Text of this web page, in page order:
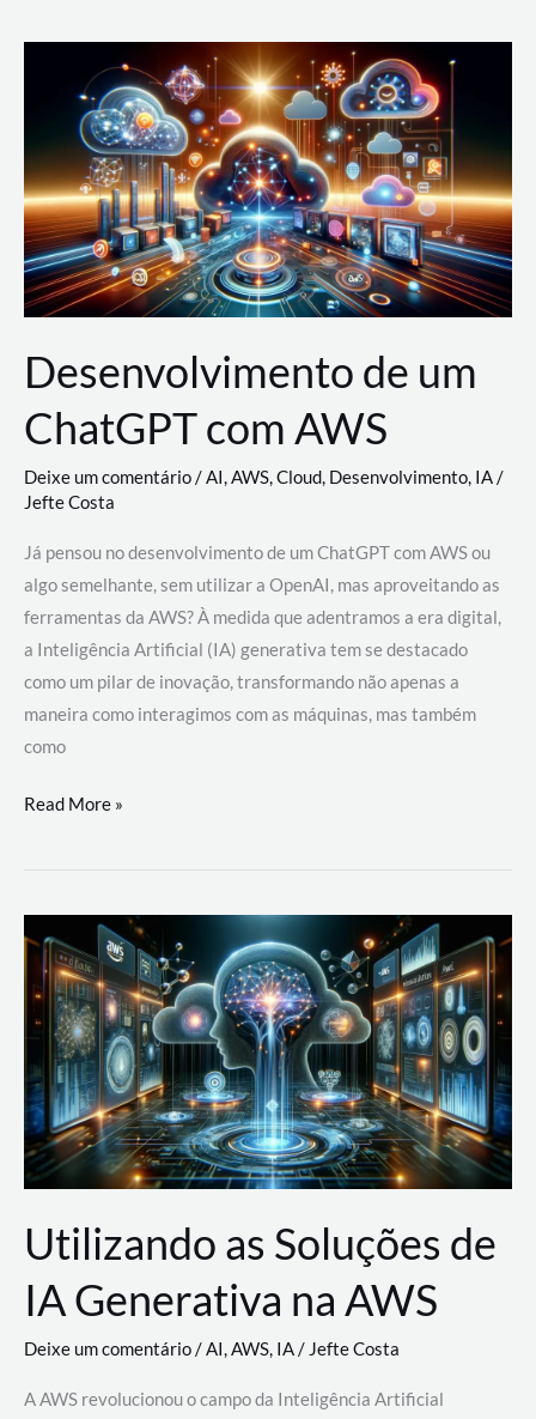
Nuvem:
Google
Cloud,
AWS
e
Azure
Desenvolvimento de um
ChatGPT com AWS
Deixe um comentário/AI,AWS,Cloud, Desenvolvimento, IA/
Jefte Costa
Já pensou no desenvolvimento de um ChatGPT com AWS ou
algo semelhante, sem utilizar a OpenAI, mas aproveitando as
ferramentas da AWS? À medida que adentramos a era digital,
a Inteligência Artificial (IA) generativa tem se destacado
como um pilar de inovação, transformando não apenas a
maneira como interagimos com as máquinas, mas também
como
Desenvolvimento
um
com
AWS
Read More »
Utilizando as Soluções de
IA Generativa na AWS
Deixe um comentário/AI,AWS, IA/Jefte Costa
A AWS revolucionou o campo da Inteligência Artificial